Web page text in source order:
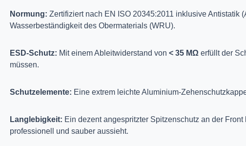
Normung: Zertifiziert nach EN ISO 20345:2011 inklusive Antistatik
Wasserbeständigkeit des Obermaterials (WRU).
ESD-Schutz: Mit einem Ableitwiderstand von < 35 MΩ erfüllt der
müssen.
Schutzelemente: Eine extrem leichte Aluminium-
Langlebigkeit: Ein dezent angespritzter Spitzenschutz an der
professionell und sauber aussieht.